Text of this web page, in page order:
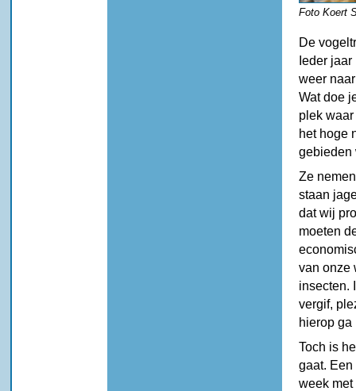
Foto Koert
De
Ieder
weer
Wat doe
plek
het hoge
gebieden
Ze
staan
dat wij
moeten
van onze
insecten.
vergif,
hierop
Toch is
gaat. Een
week met